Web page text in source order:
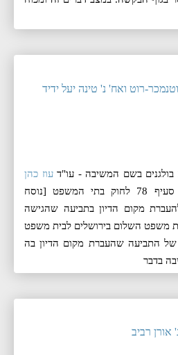
עוז כהן
החלטה בפניי בקשה לפי סעיף 78 לחוק בתי המשפט [נוסח
התשמ"ד-1984 להעברת מקום הדיון בתביעה שהגישה
משפט השלום בירושלים לבית משפט
של התביעה שהעברת מקום הדיון בה
בדבר